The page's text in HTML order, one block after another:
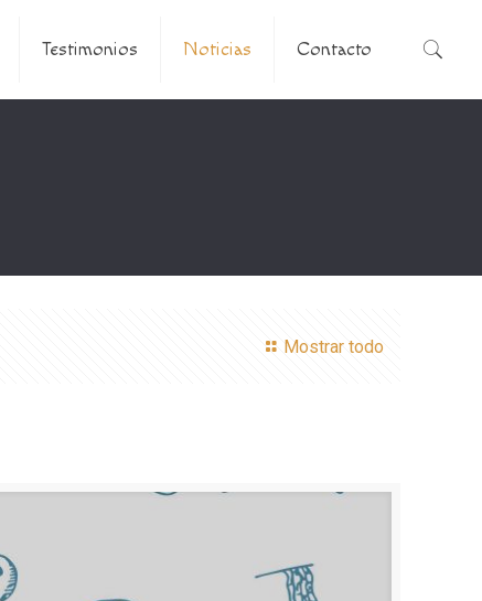
Testimonios Noticias Contacto
Mostrar todo